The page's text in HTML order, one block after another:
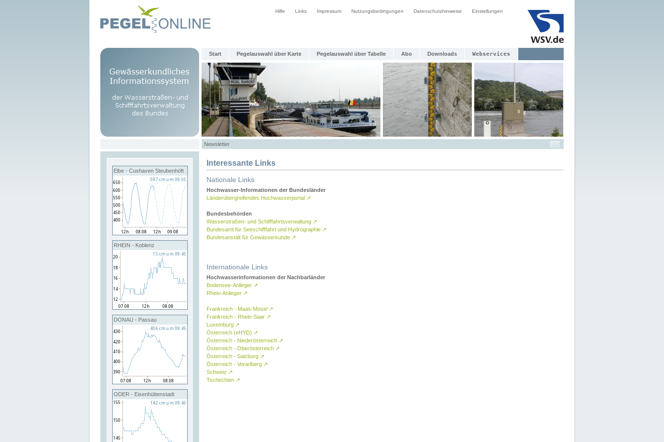
Hilfe Links Impressum Nutzungsbedingungen Datenschutzhinweise Einstellungen
Start Pegelauswahl über Karte Pegelauswahl über Tabelle Abo Downloads Webservices
Newsletter
Elbe - Cuxhaven Steubenhöft
RHEIN - Koblenz
DONAU - Passau
ODER - Eisenhüttenstadt
Interessante Links
Nationale Links
Hochwasser-Informationen der Bundesländer
Länderübergreifendes Hochwasserportal ↗
Bundesbehörden
Wasserstraßen- und Schifffahrtsverwaltung ↗
Bundesamt für Seeschifffahrt und Hydrographie ↗
Bundesanstalt für Gewässerkunde ↗
Internationale Links
Hochwasserinformationen der Nachbarländer
Bodensee-Anlieger ↗
Rhein-Anlieger ↗
Frankreich - Maas-Mosel ↗
Frankreich - Rhein-Saar ↗
Luxemburg ↗
Österreich (eHYD) ↗
Österreich - Niederösterreich ↗
Österreich - Oberösterreich ↗
Österreich - Salzburg ↗
Österreich - Vorarlberg ↗
Schweiz ↗
Tschechien ↗